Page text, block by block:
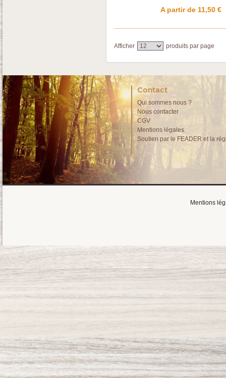
A partir de 11,50 €
Afficher produits par page
Contact
Qui sommes nous ?
Nous contacter
CGV
Mentions légales
Soutien par le FEADER et la
Mentions